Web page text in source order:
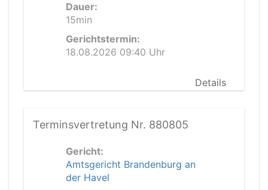
Dauer:
15min
Gerichtstermin:
18.08.2026 09:40 Uhr
Details
Terminsvertretung Nr. 880805
Gericht:
Amtsgericht Brandenburg an
der Havel